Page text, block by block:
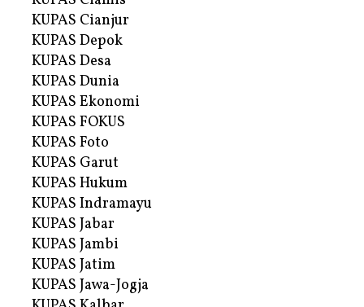
KUPAS Cianjur
KUPAS Depok
KUPAS Desa
KUPAS Dunia
KUPAS Ekonomi
KUPAS FOKUS
KUPAS Foto
KUPAS Garut
KUPAS Hukum
KUPAS Indramayu
KUPAS Jabar
KUPAS Jambi
KUPAS Jatim
KUPAS Jawa-Jogja